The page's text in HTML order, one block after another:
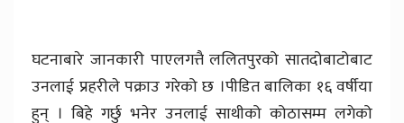
घटनाबारे जानकारी पाएलगत्तै ललितपुरको सातदोबाटोबाट
उनलाई प्रहरीले पक्राउ गरेको छ ।पीडित बालिका १६ वर्षीया
हुन् । बिहे गर्छु भनेर उनलाई साथीको कोठासम्म लगेको